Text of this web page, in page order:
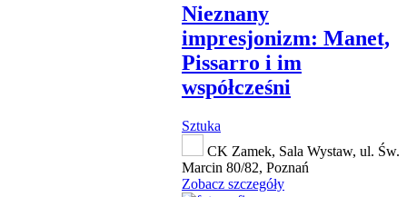
Nieznany
impresjonizm: Manet,
Pissarro i im
współcześni
Sztuka
CK Zamek, Sala Wystaw, ul. Św.
Marcin 80/82, Poznań
Zobacz szczegóły